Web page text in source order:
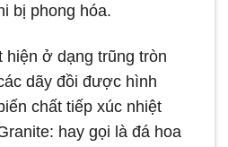
bị phong hóa.
hiện ở dạng trũng tròn
dãy đồi được hình
chất tiếp xúc nhiệt
hay gọi là đá hoa